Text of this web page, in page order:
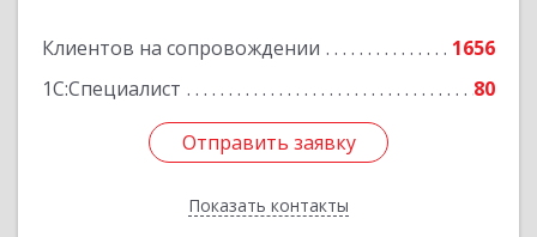
Клиентов на сопровождении
1656
1С:Специалист
80
Отправить заявку
Показать контакты
Отправить заявку
Назад